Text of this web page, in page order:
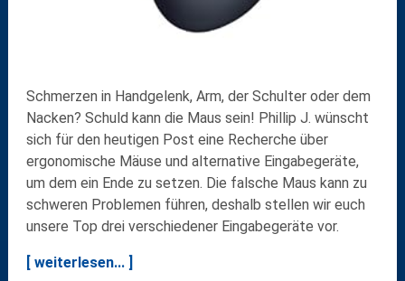
Schmerzen in Handgelenk, Arm, der Schulter oder dem
Nacken? Schuld kann die Maus sein! Phillip J. wünscht
sich für den heutigen Post eine Recherche über
ergonomische Mäuse und alternative Eingabegeräte,
um dem ein Ende zu setzen. Die falsche Maus kann zu
schweren Problemen führen, deshalb stellen wir euch
unsere Top drei verschiedener Eingabegeräte vor.
[ weiterlesen... ]